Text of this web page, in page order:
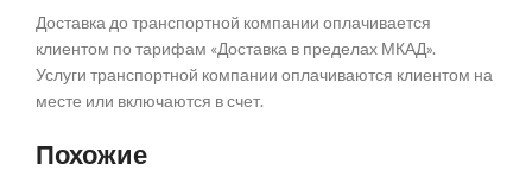
Доставка до транспортной компании оплачивается
клиентом по тарифам «Доставка в пределах МКАД».
Услуги транспортной компании оплачиваются клиентом на
месте или включаются в счет.
Похожие